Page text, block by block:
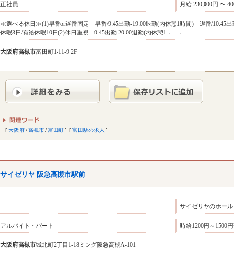
正社員 月給 230,000円 〜
≪選べる休日≫(1)早番or遅番固定 早番/9:45出勤-19:00退勤(内休憩1時間) 遅番/10:45
休暇3日/有給休暇10日(2)休日重視 9:45出勤-20:00退勤(内休憩1．．．
大阪府高槻市富田町1-11-9 2F
大阪府/高槻市/富田町 富田駅の求人
サイゼリヤ 阪急高槻市駅前
-- サイゼリヤのホー
アルバイト・パート 時給1200円～1500
大阪府高槻市城北町2丁目1-18ミング阪急高槻A-101